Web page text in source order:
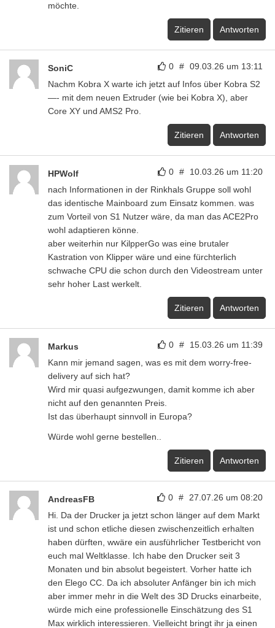
möchte.
Zitieren Antworten
0 # 09.03.26 um 13:11
SoniC
Nachm Kobra X warte ich jetzt auf Infos über Kobra S2
—- mit dem neuen Extruder (wie bei Kobra X), aber
Core XY und AMS2 Pro.
Zitieren Antworten
0 # 10.03.26 um 11:20
HPWolf
nach Informationen in der Rinkhals Gruppe soll wohl
das identische Mainboard zum Einsatz kommen. was
zum Vorteil von S1 Nutzer wäre, da man das ACE2Pro
wohl adaptieren könne.
aber weiterhin nur KilpperGo was eine brutaler
Kastration von Klipper wäre und eine fürchterlich
schwache CPU die schon durch den Videostream unter
sehr hoher Last werkelt.
Zitieren Antworten
0 # 15.03.26 um 11:39
Markus
Kann mir jemand sagen, was es mit dem worry-free-
delivery auf sich hat?
Wird mir quasi aufgezwungen, damit komme ich aber
nicht auf den genannten Preis.
Ist das überhaupt sinnvoll in Europa?
Würde wohl gerne bestellen..
Zitieren Antworten
0 # 27.07.26 um 08:20
AndreasFB
Hi. Da der Drucker ja jetzt schon länger auf dem Markt
ist und schon etliche diesen zwischenzeitlich erhalten
haben dürften, wwäre ein ausführlicher Testbericht von
euch mal Weltklasse. Ich habe den Drucker seit 3
Monaten und bin absolut begeistert. Vorher hatte ich
den Elego CC. Da ich absoluter Anfänger bin ich mich
aber immer mehr in die Welt des 3D Drucks einarbeite,
würde mich eine professionelle Einschätzung des S1
Max wirklich interessieren. Vielleicht bringt ihr ja einen